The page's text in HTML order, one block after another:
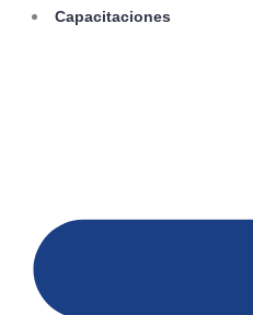
Capacitaciones